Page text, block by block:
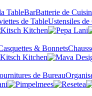
TableBarBatterie de
de TableUstensiles de
& Bonnets
de Bureau